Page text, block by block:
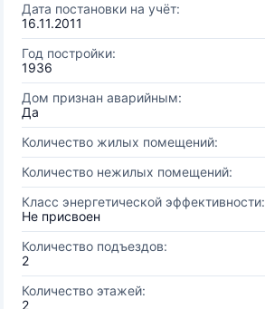
Дата постановки на учёт:
16.11.2011
Год постройки:
1936
Дом признан аварийным:
Да
Количество жилых помещений:
Количество нежилых помещений:
Класс энергетической эффективности:
Не присвоен
Количество подъездов:
2
Количество этажей:
2